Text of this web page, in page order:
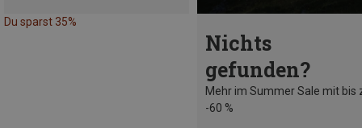
Du sparst 35%
Nichts
gefunden?
Mehr im Summer Sale mit bis
-60 %